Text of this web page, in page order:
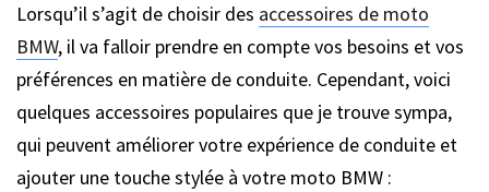
Lorsqu’il s’agit de choisir des accessoires de moto
BMW, il va falloir prendre en compte vos besoins et vos
préférences en matière de conduite. Cependant, voici
quelques accessoires populaires que je trouve sympa,
qui peuvent améliorer votre expérience de conduite et
ajouter une touche stylée à votre moto BMW :